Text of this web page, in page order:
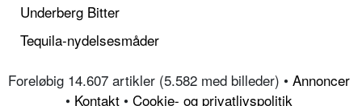
Underberg Bitter
Tequila-nydelsesmåder
Foreløbig 14.607 artikler (5.582 med billeder) • Annoncer
• Kontakt • Cookie- og privatlivspolitik